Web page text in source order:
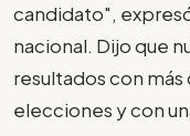
candidato",
nacional. Dijo que
resultados con más
elecciones y con